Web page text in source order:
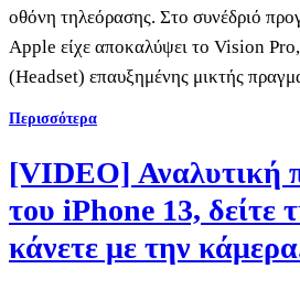
οθόνη τηλεόρασης. Στο συνέδριό
Apple είχε αποκαλύψει το Vision
(Headset) επαυξημένης μικτής
Περισσότερα
[VIDEO] Αναλυτική
του iPhone 13, δείτε
κάνετε με την